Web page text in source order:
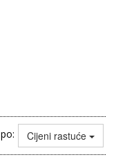
Cijeni rastuće